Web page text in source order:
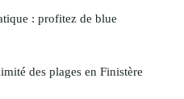
: profitez de blue
des plages en Finistère